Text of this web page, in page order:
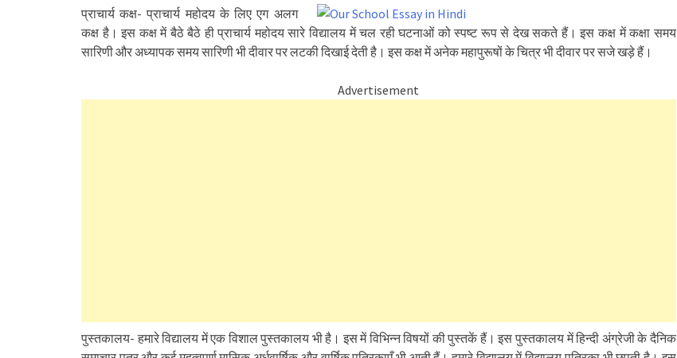
प्राचार्य कक्ष- प्राचार्य महोदय के लिए एग अलग
कक्ष है। इस कक्ष में बैठे बैठे ही प्राचार्य महोदय सारे विद्यालय में चल रही घटनाओं को स्पष्ट रूप से देख सकते हैं। इस कक्ष में कक्षा समय
सारिणी और अध्यापक समय सारिणी भी दीवार पर लटकी दिखाई देती है। इस कक्ष में अनेक महापुरूषों के चित्र भी दीवार पर सजे खड़े हैं।
Advertisement
पुस्तकालय- हमारे विद्यालय में एक विशाल पुस्तकालय भी है। इस में विभिन्न विषयों की पुस्तकें हैं। इस पुस्तकालय में हिन्दी अंग्रेजी के दैनिक